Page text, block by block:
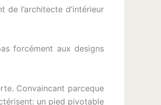
de l’architecte d’intérieur
forcément aux designs
Convaincant parceque
un pied pivotable